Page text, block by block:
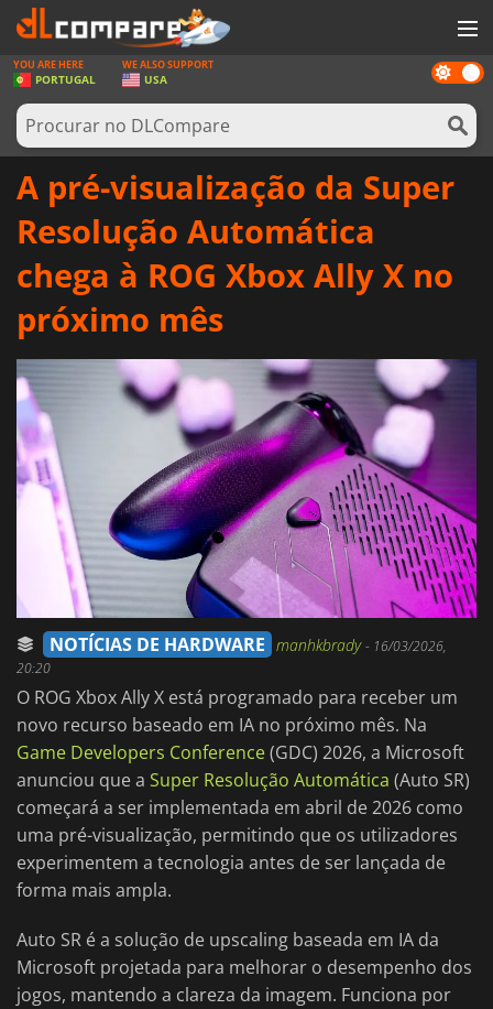
JOGOS
GAME CARDS
SOFTWARE
REWARDS
NOTÍCIAS
ENTRAR OU REGISTAR
Dark
mode
YOU ARE HERE
PORTUGAL
WE ALSO SUPPORT
USA
A pré-visualização da Super
Resolução Automática
chega à ROG Xbox Ally X no
próximo mês
NOTÍCIAS DE HARDWARE manhkbrady- 16/03/2026,
20:20
O ROG Xbox Ally X está programado para receber um
novo recurso baseado em IA no próximo mês. Na
Game Developers Conference(GDC) 2026, a Microsoft
anunciou que a Super Resolução Automática (Auto SR)
começará a ser implementada em abril de 2026 como
uma pré-visualização, permitindo que os utilizadores
experimentem a tecnologia antes de ser lançada de
forma mais ampla.
Auto SR é a solução de upscaling baseada em IA da
Microsoft projetada para melhorar o desempenho dos
jogos, mantendo a clareza da imagem. Funciona por